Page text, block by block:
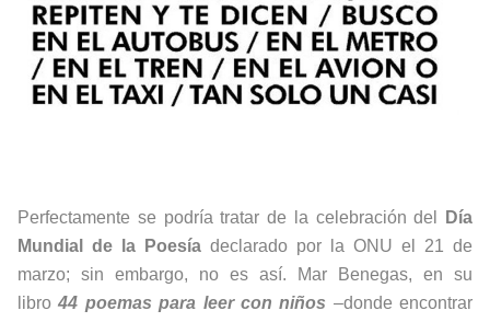
Perfectamente se podría tratar de la celebración del
Día
Mundial de la Poesía declarado por la ONU el 21 de
marzo; sin embargo, no es así. Mar Benegas, en su
libro44 poemas para leer con niños –donde encontrar